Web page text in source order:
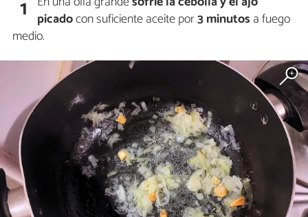
1 picadocon suficiente aceite por3 minutos a fuego
medio.